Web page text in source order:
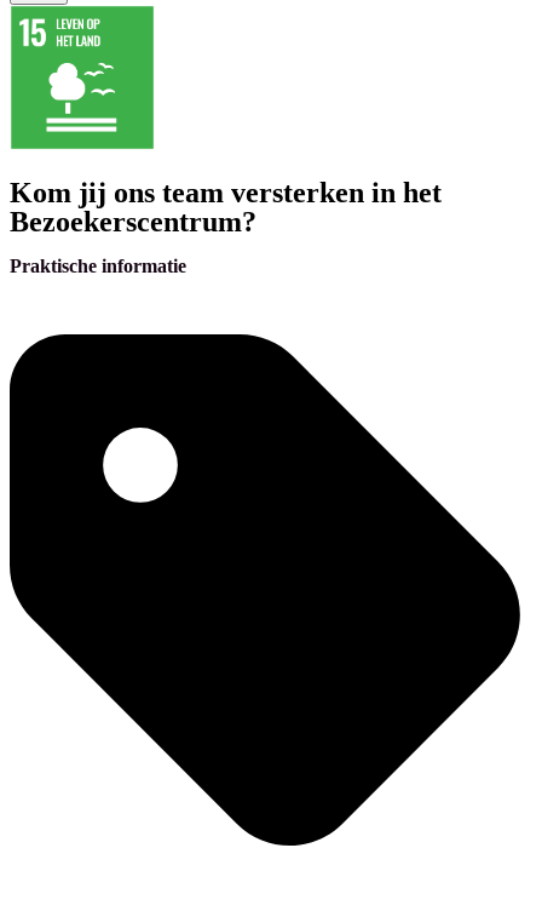
Kom jij ons team versterken in het
Bezoekerscentrum?
Praktische informatie